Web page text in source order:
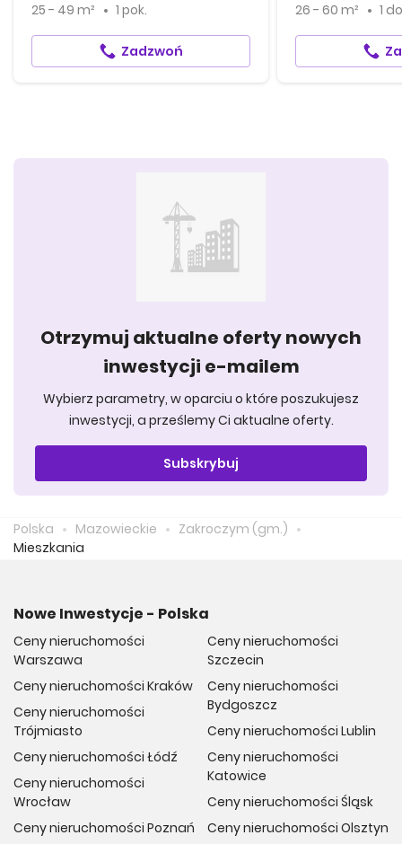
25 - 49 m² 1 pok.
Zadzwoń
26 - 60 m² 1
Otrzymuj aktualne oferty nowych
inwestycji e-mailem
Wybierz parametry, w oparciu o które poszukujesz
inwestycji, a prześlemy Ci aktualne oferty.
Subskrybuj
Polska Mazowieckie
Zakroczym (gm.)
Mieszkania
Nowe Inwestycje - Polska
Ceny nieruchomości
Warszawa
Ceny nieruchomości Kraków
Ceny nieruchomości
Trójmiasto
Ceny nieruchomości Łódź
Ceny nieruchomości
Wrocław
Ceny nieruchomości Poznań
Ceny nieruchomości
Szczecin
Ceny nieruchomości
Bydgoszcz
Ceny nieruchomości Lublin
Ceny nieruchomości
Katowice
Ceny nieruchomości Śląsk
Ceny nieruchomości Olsztyn